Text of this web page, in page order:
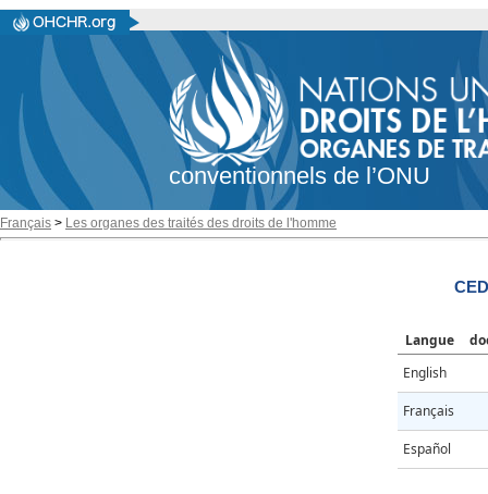
conventionnels de l’ONU
Français > Les organes des traités des droits de l'homme
Langue
English
Français
Español